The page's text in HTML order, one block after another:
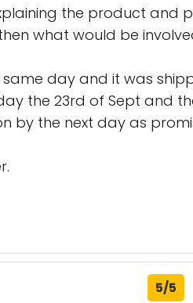
the product and
what would be
day and it was
the 23rd of Sept and
by the next day as
5/5